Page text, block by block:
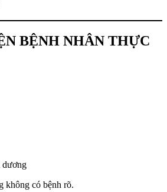
BỆNH NHÂN THỰC
dương
không có bệnh rõ.